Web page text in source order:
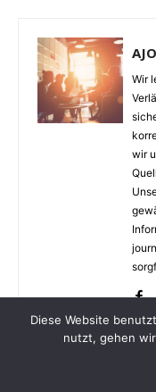
Wir
wir
Diese Website
nutzt, gehen